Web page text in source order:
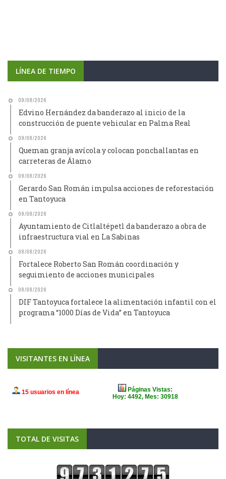
LÍNEA DE TIEMPO
09/08/2026
Edvino Hernández da banderazo al inicio de la
construcción de puente vehicular en Palma Real
09/08/2026
Queman granja avícola y colocan ponchallantas en
carreteras de Álamo
09/08/2026
Gerardo San Román impulsa acciones de reforestación
en Tantoyuca
09/08/2026
Ayuntamiento de Citlaltépetl da banderazo a obra de
infraestructura vial en La Sabinas
08/08/2026
Fortalece Roberto San Román coordinación y
seguimiento de acciones municipales
08/08/2026
DIF Tantoyuca fortalece la alimentación infantil con el
programa “1000 Días de Vida” en Tantoyuca
VISITANTES EN LÍNEA
TOTAL DE VISITAS